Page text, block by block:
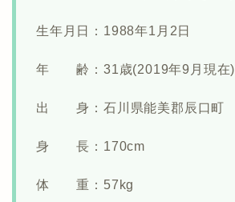
生年月日：1988年1月2日
年 齢：31歳(2019年9月現在)
出 身：石川県能美郡辰口町
身 長：170cm
体 重：57kg